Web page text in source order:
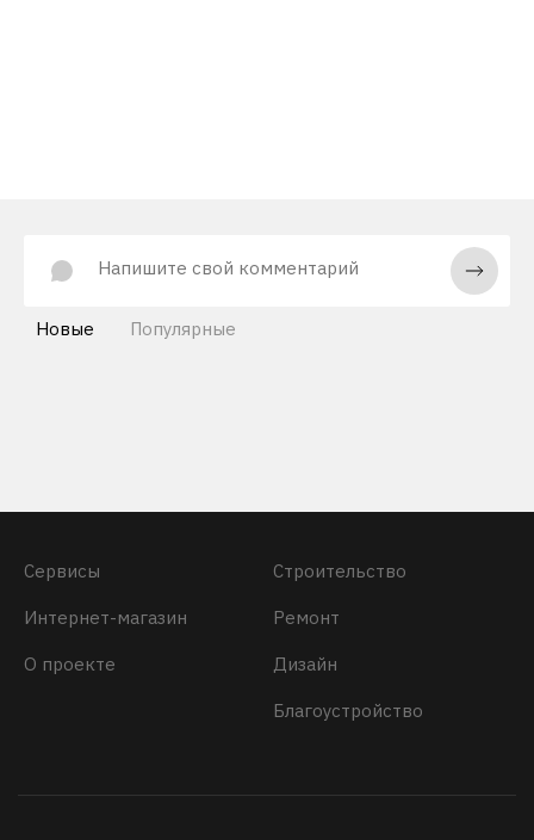
Новые Популярные
Сервисы
Интернет-магазин
О проекте
Строительство
Ремонт
Дизайн
Благоустройство